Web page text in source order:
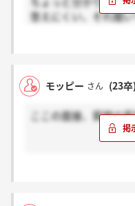
答えにくい、それ聞
モッピー さん (23卒)
ここの面接、質問の